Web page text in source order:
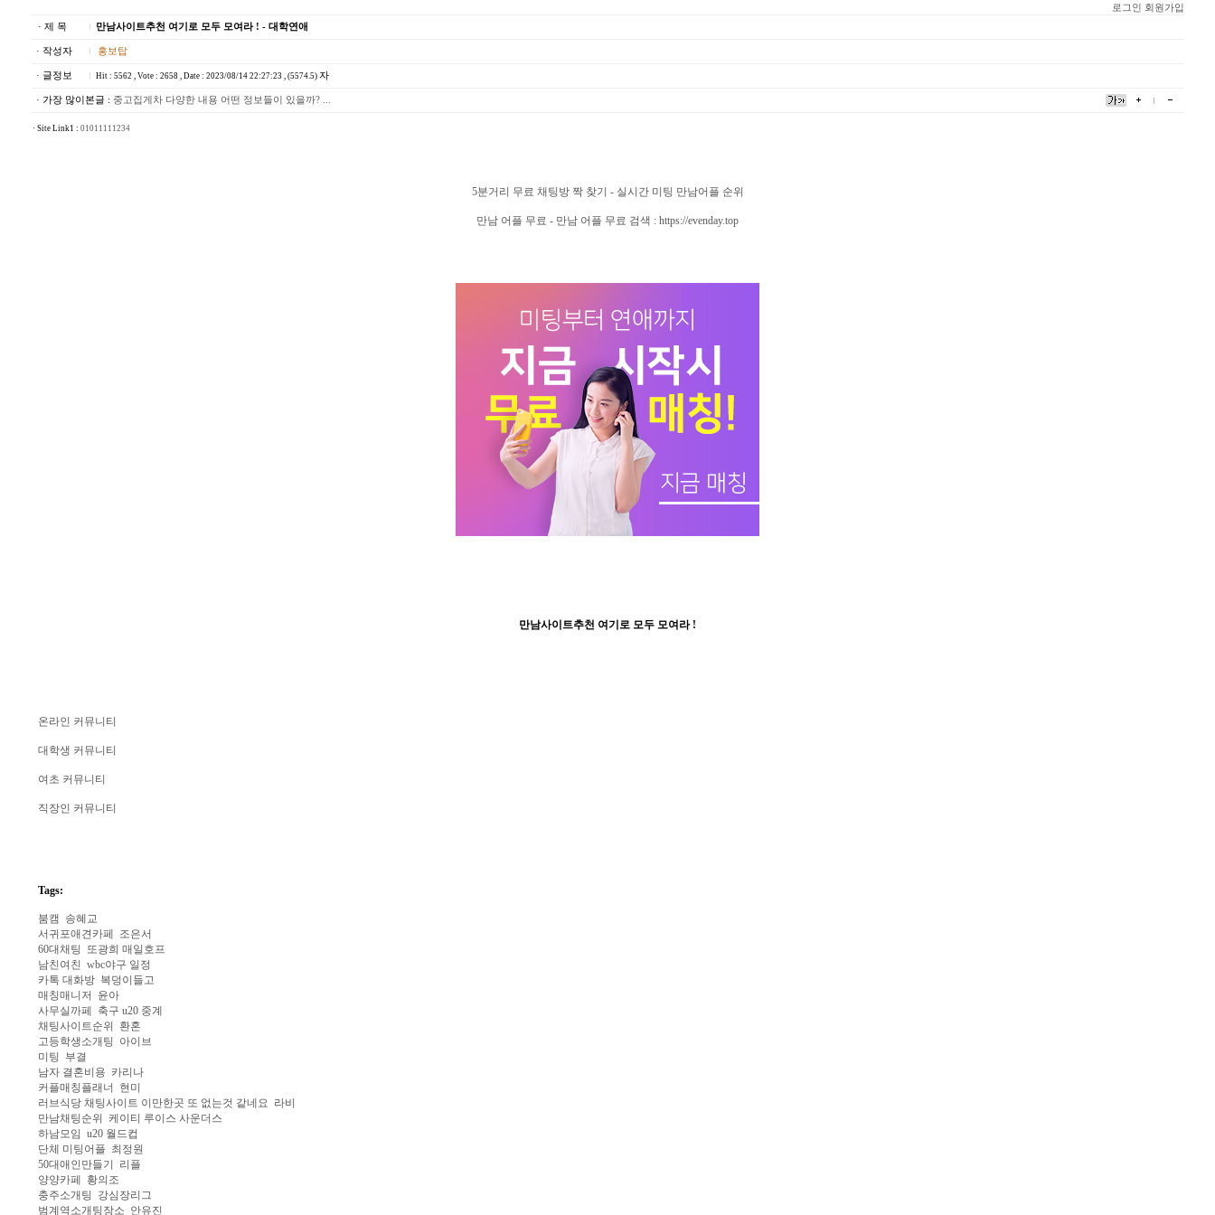
로그인
회원가입
· 제 목
만남사이트추천 여기로 모두 모여라 ! - 대­학­연­애
· 작성자 홍보탑
· 글정보 Hit : 5562 , Vote : 2658 , Date : 2023/08/14 22:27:23 , (5574.5) 자
· 가장 많이본글 : 중고집게차 다양한 내용 어떤 정보들이 있을까? ...
· Site Link1 : 01011111234
5분거리 무료 채팅방 짝 찾기 - 실시간 미팅 만남어플 순위
만남 어플 무료 - 만남 어플 무료 검색 : https://evenday.top
만남사이트추천 여기로 모두 모여라 !
온라인 커뮤니티
대학생 커뮤니티
여초 커뮤니티
직장인 커뮤니티
Tags:
붐­캠 송혜교
서­귀­포­애­견­카­페
조은서
60대채팅 또광희 매일호프
남­친­여­친 wbc야구 일정
카톡 대화방 복덩이들고
매칭매니저
윤아
사­무­실­까­페
축구 u20 중계
채팅사이트순위
환혼
고등학생소개팅 아이브
미팅 부결
남­자­ ­결­혼­비­용 카리나
커­플­매­칭­플­래­너
현미
러브식당 채팅사이트 이만한곳 또 없는것 같네요 라비
만남채팅순위
케이티 루이스 사운더스
하남모임 u20 월드컵
단체 미팅어플 최정원
5­0­대­애­인­만­들­기
리플
양­양­카­페
황의조
충주소개팅 강심장리그
범­계­역­소­개­팅­장­소 안유진